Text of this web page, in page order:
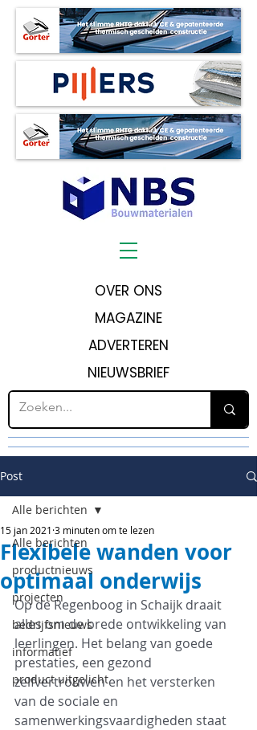
OVER ONS
MAGAZINE
ADVERTEREN
NIEUWSBRIEF
Post
Alle berichten
productnieuws
projecten
bedrijfsnieuws
informatief
product uitgelicht
Alle berichten
Flexibele wanden voor
optimaal onderwijs
15 jan 2021 3 minuten om te lezen
Op de Regenboog in Schaijk draait
alles om de brede ontwikkeling van
leerlingen. Het belang van goede
prestaties, een gezond
zelfvertrouwen en het versterken
van de sociale en
samenwerkingsvaardigheden staat